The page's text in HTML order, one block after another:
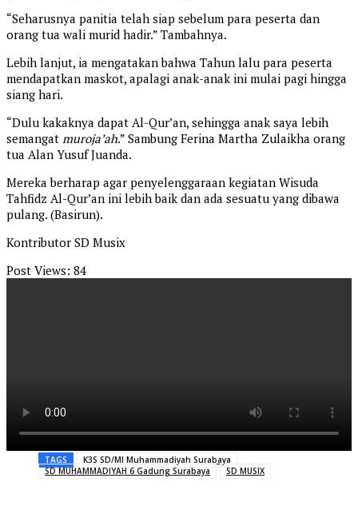
“Seharusnya panitia telah siap sebelum para peserta dan
orang tua wali murid hadir.” Tambahnya.
Lebih lanjut, ia mengatakan bahwa Tahun lalu para peserta
mendapatkan maskot, apalagi anak-anak ini mulai pagi hingga
siang hari.
“Dulu kakaknya dapat Al-Qur’an, sehingga anak saya lebih
semangat muroja’ah.” Sambung Ferina Martha Zulaikha orang
tua Alan Yusuf Juanda.
Mereka berharap agar penyelenggaraan kegiatan Wisuda
Tahfidz Al-Qur’an ini lebih baik dan ada sesuatu yang dibawa
pulang. (Basirun).
Kontributor SD Musix
Post Views: 84
TAGS
K3S SD/MI Muhammadiyah Surabaya
SD MUHAMMADIYAH 6 Gadung Surabaya
SD MUSIX